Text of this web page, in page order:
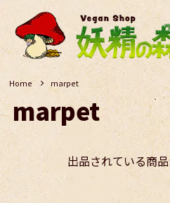
Home marpet
marpet
出品されている商品